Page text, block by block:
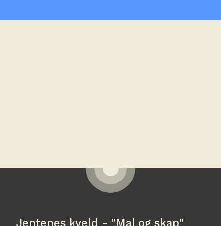
Jentenes kveld - "Mal og skap"